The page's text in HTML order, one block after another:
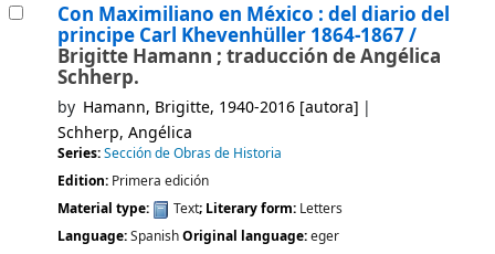
Con Maximiliano en México : del diario del
principe Carl Khevenhüller 1864-1867 /
Brigitte Hamann ; traducción de Angélica
Schherp.
by Hamann, Brigitte, 1940-2016[autora]
Schherp, Angélica
Series:Sección de Obras de Historia
Edition: Primera edición
Material type:
Text; Literary form: Letters
Language:SpanishOriginal language:eger